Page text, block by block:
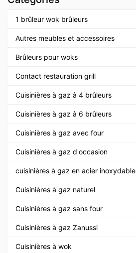
1 brûleur wok brûleurs
Autres meubles et accessoires
Brûleurs pour woks
Contact restauration grill
Cuisinières à gaz à 4 brûleurs
Cuisinières à gaz à 6 brûleurs
Cuisinières à gaz avec four
Cuisinières à gaz d'occasion
cuisinières à gaz en acier inoxydable
Cuisinières à gaz naturel
Cuisinières à gaz sans four
Cuisinières à gaz Zanussi
Cuisinières à wok